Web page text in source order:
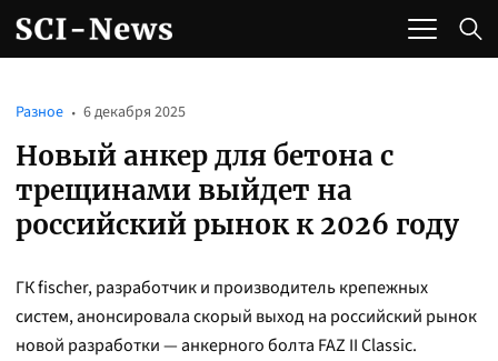
Новый анкер для бетона с
трещинами выйдет на
российский рынок к 2026 году
Разное 6 декабря 2025
ГК fischer, разработчик и производитель крепежных
систем, анонсировала скорый выход на российский рынок
новой разработки — анкерного болта FAZ II Classic.